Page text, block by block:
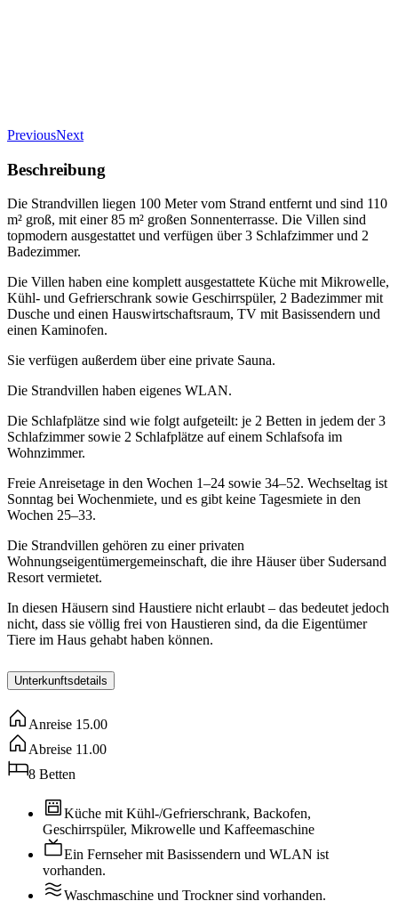
PreviousNext
Beschreibung
Die Strandvillen liegen 100 Meter vom Strand entfernt und sind 110
m² groß, mit einer 85 m² großen Sonnenterrasse. Die Villen sind
topmodern ausgestattet und verfügen über 3 Schlafzimmer und 2
Badezimmer.
Die Villen haben eine komplett ausgestattete Küche mit Mikrowelle,
Kühl- und Gefrierschrank sowie Geschirrspüler, 2 Badezimmer mit
Dusche und einen Hauswirtschaftsraum, TV mit Basissendern und
einen Kaminofen.
Sie verfügen außerdem über eine private Sauna.
Die Strandvillen haben eigenes WLAN.
Die Schlafplätze sind wie folgt aufgeteilt: je 2 Betten in jedem der 3
Schlafzimmer sowie 2 Schlafplätze auf einem Schlafsofa im
Wohnzimmer.
Freie Anreisetage in den Wochen 1–24 sowie 34–52. Wechseltag ist
Sonntag bei Wochenmiete, und es gibt keine Tagesmiete in den
Wochen 25–33.
Die Strandvillen gehören zu einer privaten
Wohnungseigentümergemeinschaft, die ihre Häuser über Sudersand
Resort vermietet.
In diesen Häusern sind Haustiere nicht erlaubt – das bedeutet jedoch
nicht, dass sie völlig frei von Haustieren sind, da die Eigentümer
Tiere im Haus gehabt haben können.
Unterkunftsdetails
Anreise 15.00
Abreise 11.00
8 Betten
Küche mit Kühl-/Gefrierschrank, Backofen,
Geschirrspüler, Mikrowelle und Kaffeemaschine
Ein Fernseher mit Basissendern und WLAN ist
vorhanden.
Waschmaschine und Trockner sind vorhanden.